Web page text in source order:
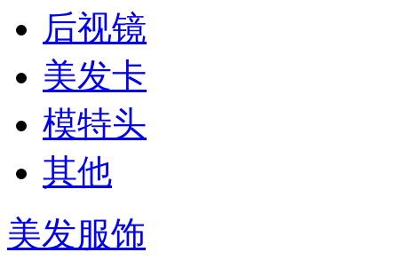
后视镜
美发卡
模特头
其他
美发服饰